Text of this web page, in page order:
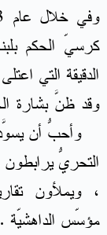
كرسيّ الحكم
الدقيقة التي
وقد ظنَّ بشارة
وأحبّ أن
التحريّ
، ويملأون
مؤسّس الداهشيّة .